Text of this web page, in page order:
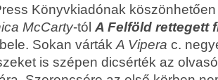
Könyvkiadónak
McCarty-tól A Felföld rettegett
Sokan várták A Vipera c.
is szépen dicsérték az